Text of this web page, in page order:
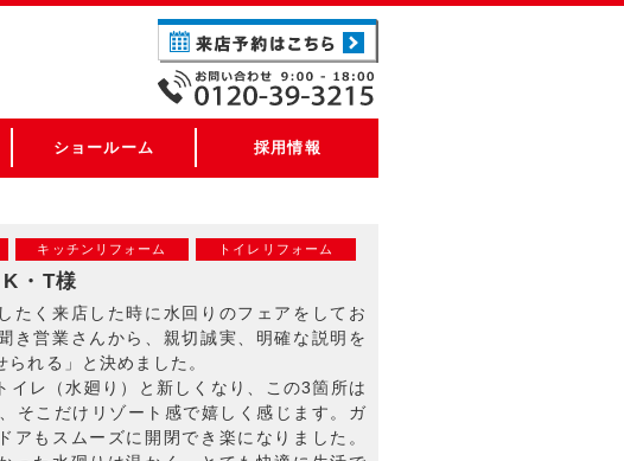
ショールーム 採用情報
キッチンリフォーム トイレリフォーム
・T様
たく来店した時に水回りのフェアをしてお
き営業さんから、親切誠実、明確な説明を
れる」と決めました。
イレ（水廻り）と新しくなり、この3箇所は
そこだけリゾート感で嬉しく感じます。ガ
アもスムーズに開閉でき楽になりました。